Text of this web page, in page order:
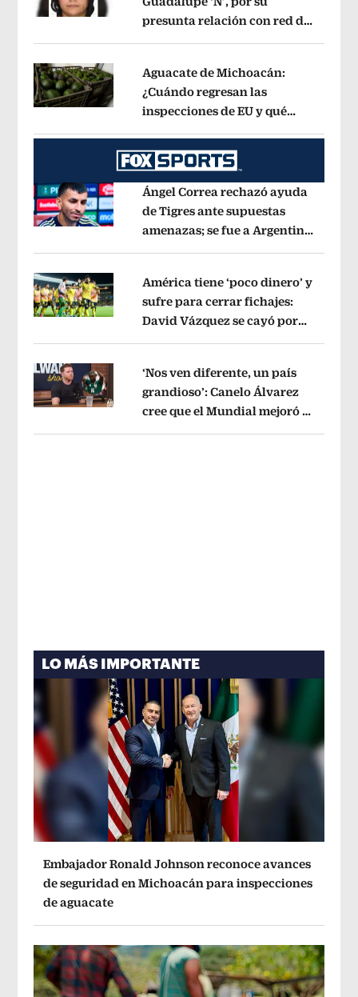
Opens in new windowpresunta relación con red de
Opens in new window
Aguacate de Michoacán:
¿Cuándo regresan las
inspecciones de EU y qué
Opens in new window
Ángel Correa rechazó ayuda
de Tigres ante supuestas
amenazas; se fue a Argentina
Opens in new window
América tiene ‘poco dinero’ y
sufre para cerrar fichajes:
David Vázquez se cayó por
Opens in new window
‘Nos ven diferente, un país
grandioso’: Canelo Álvarez
cree que el Mundial mejoró la
LO MÁS IMPORTANTE
Embajador Ronald Johnson reconoce avances
de seguridad en Michoacán para inspecciones
de aguacate